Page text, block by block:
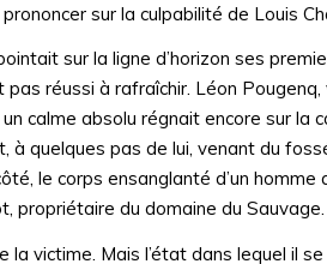
sur la culpabilité de Louis
sur la ligne d’horizon ses
réussi à rafraîchir. Léon
calme absolu régnait encore sur la
quelques pas de lui, venant du
le corps ensanglanté d’un
propriétaire du domaine du Sauvage.
victime. Mais l’état dans lequel il